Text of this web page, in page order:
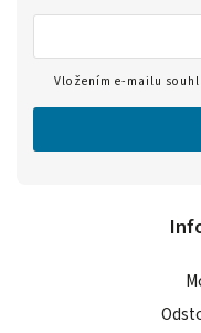
Vložením e-mailu